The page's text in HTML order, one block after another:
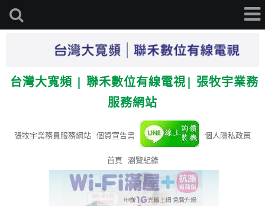
台灣大寬頻 | 聯禾數位有線電視| 張牧宇業務
服務網站
張牧宇業務員服務網站 個資宣告書 個人隱私政策
首頁 瀏覽紀錄